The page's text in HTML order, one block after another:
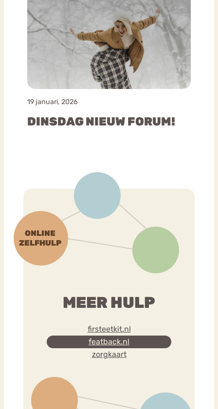
19 januari, 2026
DINSDAG NIEUW FORUM!
MEER HULP
firsteetkit.nl
featback.nl
zorgkaart